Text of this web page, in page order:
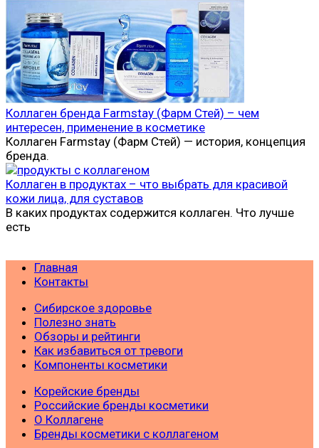
Коллаген бренда Farmstay (Фарм Стей) – чем
интересен, применение в косметике
Коллаген Farmstay (Фарм Стей) — история, концепция
бренда.
Коллаген в продуктах – что выбрать для красивой
кожи лица, для суставов
В каких продуктах содержится коллаген. Что лучше
есть
Главная
Контакты
Сибирское здоровье
Полезно знать
Обзоры и рейтинги
Как избавиться от тревоги
Компоненты косметики
Корейские бренды
Российские бренды косметики
О Коллагене
Бренды косметики с коллагеном